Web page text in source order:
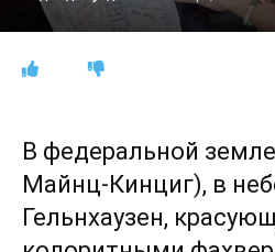
В федеральной земле
Майнц-Кинциг), в
Гельнхаузен,